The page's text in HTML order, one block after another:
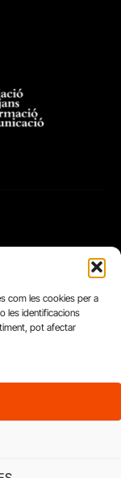
com les cookies per a
les identificacions
pot afectar